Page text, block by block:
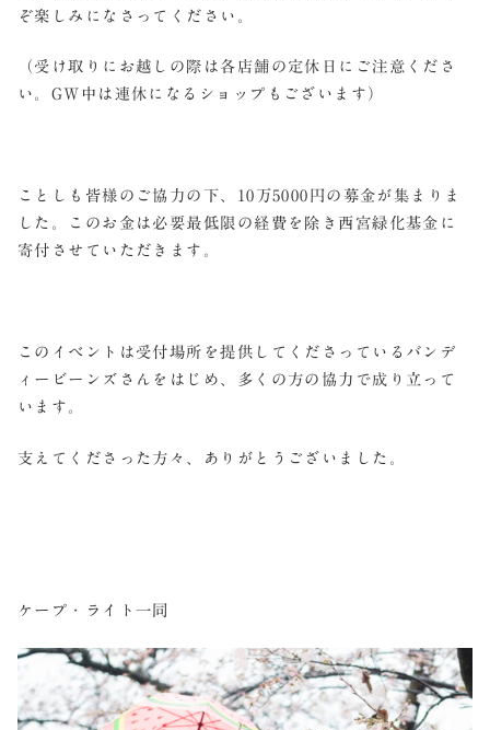
ぞ楽しみになさってください。
（受け取りにお越しの際は各店舗の定休日にご注意くださ
い。GW中は連休になるショップもございます）
ことしも皆様のご協力の下、10万5000円の募金が集まりま
した。このお金は必要最低限の経費を除き西宮緑化基金に
寄付させていただきます。
このイベントは受付場所を提供してくださっているバンデ
ィービーンズさんをはじめ、多くの方の協力で成り立って
います。
支えてくださった方々、ありがとうございました。
ケープ・ライト一同